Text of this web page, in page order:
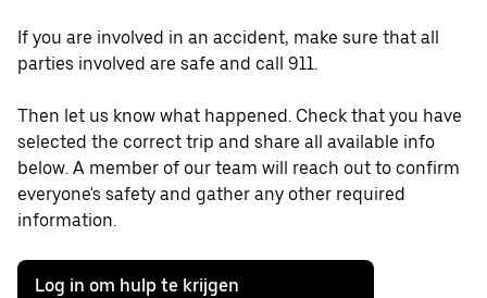
If you are involved in an accident, make sure that all
parties involved are safe and call 911.
Then let us know what happened. Check that you have
selected the correct trip and share all available info
below. A member of our team will reach out to confirm
everyone's safety and gather any other required
information.
Log in om hulp te krijgen